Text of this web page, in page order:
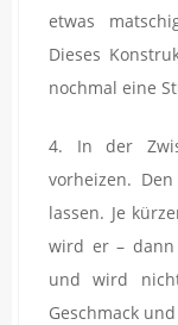
etwas
Dieses
nochmal eine
4. In der
vorheizen.
lassen. Je
wird er –
und wird
Geschmack